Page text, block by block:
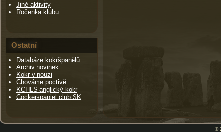
Jiné aktivity
Ročenka klubu
Ostatní
Databáze kokršpanělů
Archiv novinek
Kokr v nouzi
Chováme poctivě
KCHLS anglický kokr
Cockerspaniel club SK
©